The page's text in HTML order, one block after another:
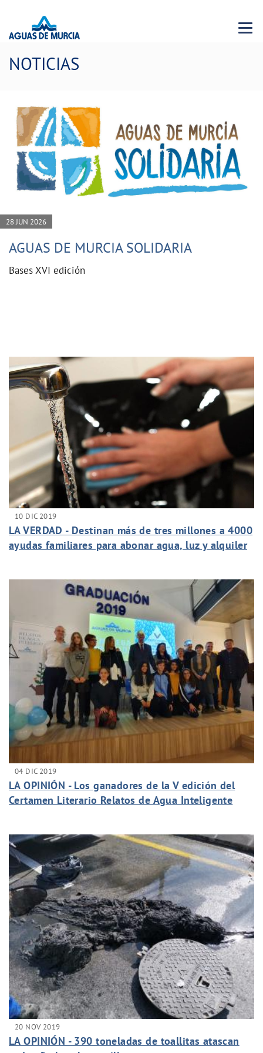
Menu
NOTICIAS
28 JUN 2026
AGUAS DE MURCIA SOLIDARIA
Bases XVI edición
10 DIC 2019
LA VERDAD - Destinan más de tres millones a 4000
ayudas familiares para abonar agua, luz y alquiler
04 DIC 2019
LA OPINIÓN - Los ganadores de la V edición del
Certamen Literario Relatos de Agua Inteligente
20 NOV 2019
LA OPINIÓN - 390 toneladas de toallitas atascan